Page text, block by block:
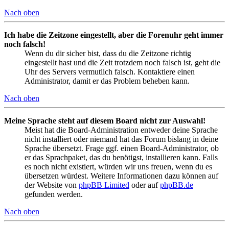
Nach oben
Ich habe die Zeitzone eingestellt, aber die Forenuhr geht immer
noch falsch!
Wenn du dir sicher bist, dass du die Zeitzone richtig
eingestellt hast und die Zeit trotzdem noch falsch ist, geht die
Uhr des Servers vermutlich falsch. Kontaktiere einen
Administrator, damit er das Problem beheben kann.
Nach oben
Meine Sprache steht auf diesem Board nicht zur Auswahl!
Meist hat die Board-Administration entweder deine Sprache
nicht installiert oder niemand hat das Forum bislang in deine
Sprache übersetzt. Frage ggf. einen Board-Administrator, ob
er das Sprachpaket, das du benötigst, installieren kann. Falls
es noch nicht existiert, würden wir uns freuen, wenn du es
übersetzen würdest. Weitere Informationen dazu können auf
der Website von phpBB Limited oder aufphpBB.de
gefunden werden.
Nach oben